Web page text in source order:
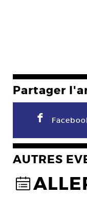
Partager
F
AUTRES
@